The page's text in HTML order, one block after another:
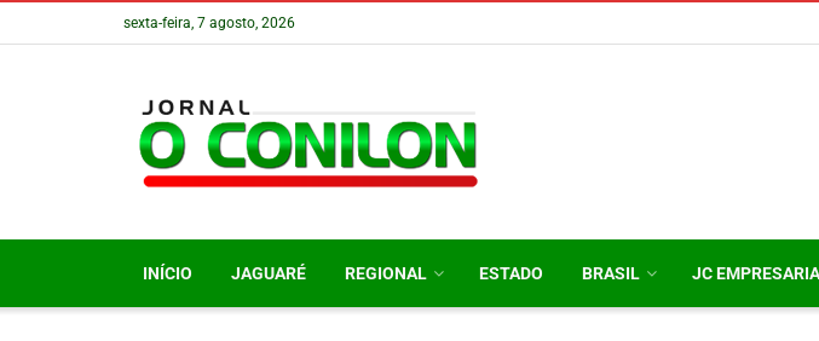
sexta-feira, 7 agosto, 2026
INÍCIO JAGUARÉ REGIONAL ESTADO BRASIL JC